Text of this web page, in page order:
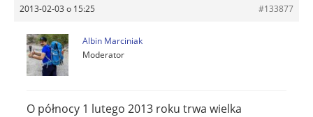
2013-02-03 o 15:25 #133877
Albin Marciniak
Moderator
O północy 1 lutego 2013 roku trwa wielka